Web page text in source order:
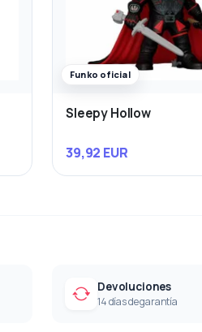
Funko oficial
Sleepy Hollow
39,92 EUR
Devoluciones
14 días de garantía